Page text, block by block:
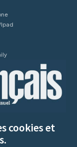
cookies et